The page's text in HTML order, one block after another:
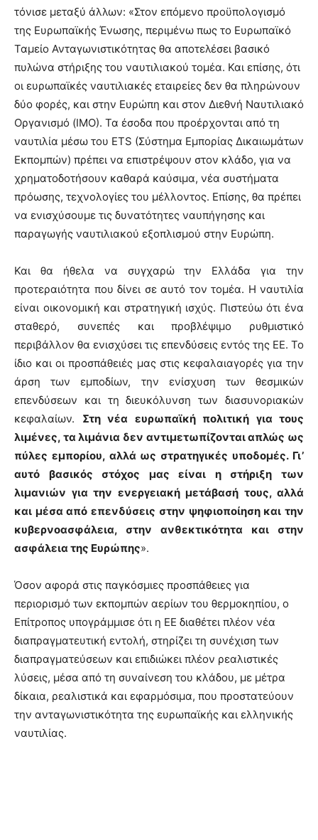
τόνισε μεταξύ άλλων: «Στον επόμενο προϋπολογισμό
της Ευρωπαϊκής Ένωσης, περιμένω πως το Ευρωπαϊκό
Ταμείο Ανταγωνιστικότητας θα αποτελέσει βασικό
πυλώνα στήριξης του ναυτιλιακού τομέα. Και επίσης, ότι
οι ευρωπαϊκές ναυτιλιακές εταιρείες δεν θα πληρώνουν
δύο φορές, και στην Ευρώπη και στον Διεθνή Ναυτιλιακό
Οργανισμό (ΙΜΟ). Τα έσοδα που προέρχονται από τη
ναυτιλία μέσω του ETS (Σύστημα Εμπορίας Δικαιωμάτων
Εκπομπών) πρέπει να επιστρέψουν στον κλάδο, για να
χρηματοδοτήσουν καθαρά καύσιμα, νέα συστήματα
πρόωσης, τεχνολογίες του μέλλοντος. Επίσης, θα πρέπει
να ενισχύσουμε τις δυνατότητες ναυπήγησης και
παραγωγής ναυτιλιακού εξοπλισμού στην Ευρώπη.
Και θα ήθελα να συγχαρώ την Ελλάδα για την
προτεραιότητα που δίνει σε αυτό τον τομέα. Η ναυτιλία
είναι οικονομική και στρατηγική ισχύς. Πιστεύω ότι ένα
σταθερό, συνεπές και προβλέψιμο ρυθμιστικό
περιβάλλον θα ενισχύσει τις επενδύσεις εντός της ΕΕ. Το
ίδιο και οι προσπάθειές μας στις κεφαλαιαγορές για την
άρση των εμποδίων, την ενίσχυση των θεσμικών
επενδύσεων και τη διευκόλυνση των διασυνοριακών
κεφαλαίων. Στη νέα ευρωπαϊκή πολιτική για τους
λιμένες, τα λιμάνια δεν αντιμετωπίζονται απλώς ως
πύλες εμπορίου, αλλά ως στρατηγικές υποδομές. Γι’
αυτό βασικός στόχος μας είναι η στήριξη των
λιμανιών για την ενεργειακή μετάβασή τους, αλλά
και μέσα από επενδύσεις στην ψηφιοποίηση και την
κυβερνοασφάλεια, στην ανθεκτικότητα και στην
ασφάλεια της Ευρώπης».
Όσον αφορά στις παγκόσμιες προσπάθειες για
περιορισμό των εκπομπών αερίων του θερμοκηπίου, ο
Επίτροπος υπογράμμισε ότι η ΕΕ διαθέτει πλέον νέα
διαπραγματευτική εντολή, στηρίζει τη συνέχιση των
διαπραγματεύσεων και επιδιώκει πλέον ρεαλιστικές
λύσεις, μέσα από τη συναίνεση του κλάδου, με μέτρα
δίκαια, ρεαλιστικά και εφαρμόσιμα, που προστατεύουν
την ανταγωνιστικότητα της ευρωπαϊκής και ελληνικής
ναυτιλίας.